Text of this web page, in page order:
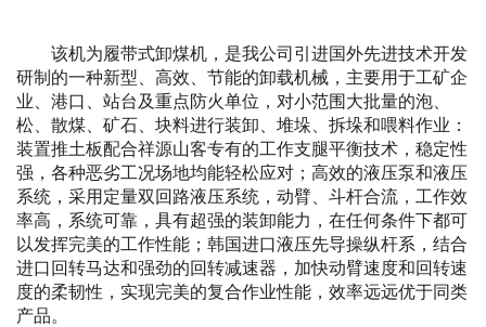
该机为履带式卸煤机，是我公司引进国外先进技术开发
研制的一种新型、高效、节能的卸载机械，主要用于工矿企
业、港口、站台及重点防火单位，对小范围大批量的泡、
松、散煤、矿石、块料进行装卸、堆垛、拆垛和喂料作业：
装置推土板配合祥源山客专有的工作支腿平衡技术，稳定性
强，各种恶劣工况场地均能轻松应对；高效的液压泵和液压
系统，采用定量双回路液压系统，动臂、斗杆合流，工作效
率高，系统可靠，具有超强的装卸能力，在任何条件下都可
以发挥完美的工作性能；韩国进口液压先导操纵杆系，结合
进口回转马达和强劲的回转减速器，加快动臂速度和回转速
度的柔韧性，实现完美的复合作业性能，效率远远优于同类
产品。